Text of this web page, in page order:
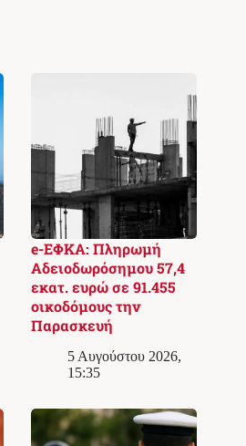
e-ΕΦΚΑ: Πληρωμή
Αδειοδωρόσημου 57,4
εκατ. ευρώ σε 91.455
οικοδόμους την
Παρασκευή
5 Αυγούστου 2026,
15:35